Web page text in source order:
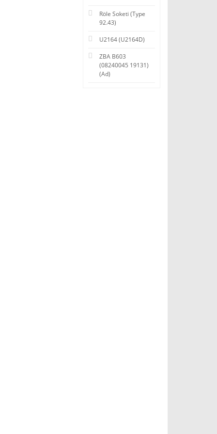
Röle Soketi (Type
92.43)
U2164 (U2164D)
ZBA B603
(08240045 19131)
(Ad)